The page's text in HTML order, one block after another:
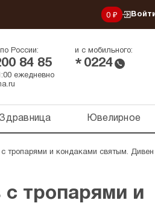
0 ₽
России:
84 85
и с мобильного:
* 0224
ежедневно
Ювелирное
тропарями и кондаками святым.
с тропарями и